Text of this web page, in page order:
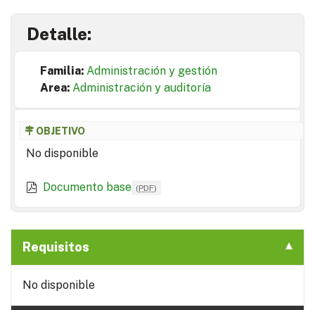
Detalle:
Familia: Administración y gestión
Area: Administración y auditoría
OBJETIVO
No disponible
Documento base (PDF)
Requisitos
No disponible